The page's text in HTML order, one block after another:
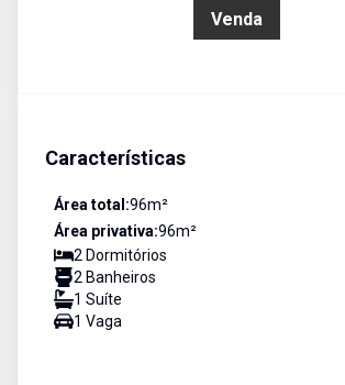
Venda
Características
Área total:96m²
Área privativa:96m²
2 Dormitórios
2 Banheiros
1 Suíte
1 Vaga